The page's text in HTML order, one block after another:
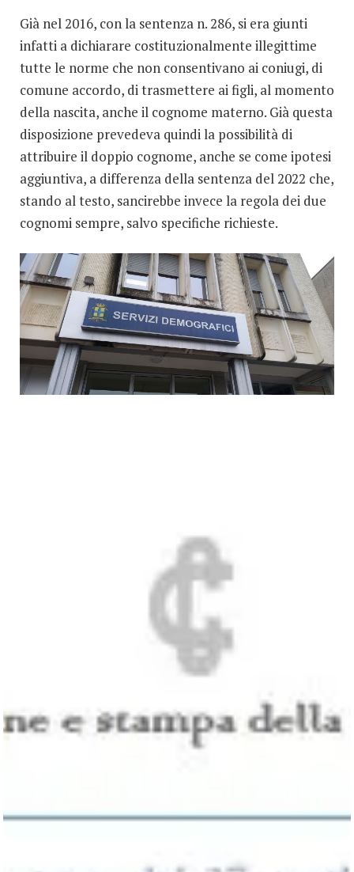
Già nel 2016, con la sentenza n. 286, si era giunti
infatti a dichiarare costituzionalmente illegittime
tutte le norme che non consentivano ai coniugi, di
comune accordo, di trasmettere ai figli, al momento
della nascita, anche il cognome materno. Già questa
disposizione prevedeva quindi la possibilità di
attribuire il doppio cognome, anche se come ipotesi
aggiuntiva, a differenza della sentenza del 2022 che,
stando al testo, sancirebbe invece la regola dei due
cognomi sempre, salvo specifiche richieste.